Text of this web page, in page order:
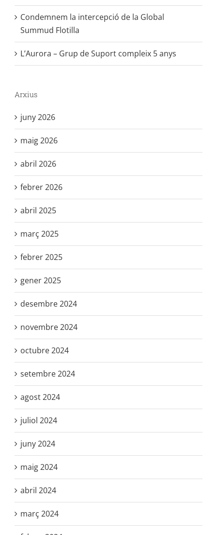
Condemnem la intercepció de la Global
Summud Flotilla
L’Aurora – Grup de Suport compleix 5 anys
Arxius
juny 2026
maig 2026
abril 2026
febrer 2026
abril 2025
març 2025
febrer 2025
gener 2025
desembre 2024
novembre 2024
octubre 2024
setembre 2024
agost 2024
juliol 2024
juny 2024
maig 2024
abril 2024
març 2024